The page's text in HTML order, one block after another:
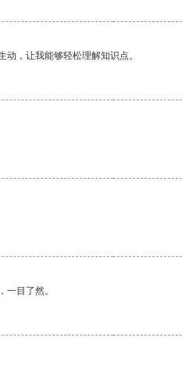
，让我能够轻松理解知识点。
目了然。